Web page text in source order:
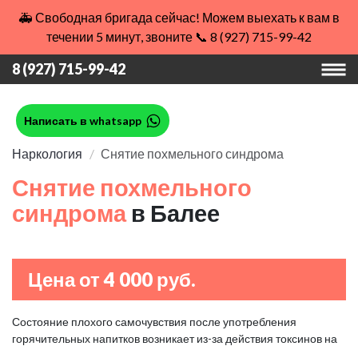
🚑 Свободная бригада сейчас! Можем выехать к вам в
течении 5 минут, звоните 📞 8 (927) 715-99-42
8 (927) 715-99-42
Написать в whatsapp
Наркология Снятие похмельного синдрома
Снятие похмельного
синдрома в Балее
Цена от 4 000 руб.
Состояние плохого самочувствия после употребления
горячительных напитков возникает из-за действия токсинов на